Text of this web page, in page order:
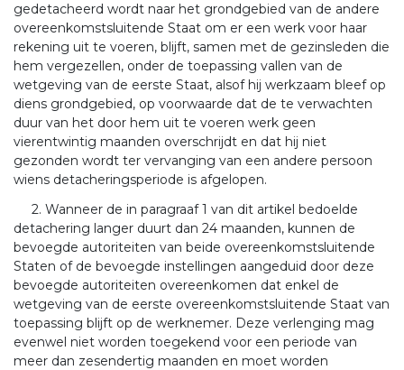
gedetacheerd wordt naar het grondgebied van de andere
overeenkomstsluitende Staat om er een werk voor haar
rekening uit te voeren, blijft, samen met de gezinsleden die
hem vergezellen, onder de toepassing vallen van de
wetgeving van de eerste Staat, alsof hij werkzaam bleef op
diens grondgebied, op voorwaarde dat de te verwachten
duur van het door hem uit te voeren werk geen
vierentwintig maanden overschrijdt en dat hij niet
gezonden wordt ter vervanging van een andere persoon
wiens detacheringsperiode is afgelopen.
2. Wanneer de in paragraaf 1 van dit artikel bedoelde
detachering langer duurt dan 24 maanden, kunnen de
bevoegde autoriteiten van beide overeenkomstsluitende
Staten of de bevoegde instellingen aangeduid door deze
bevoegde autoriteiten overeenkomen dat enkel de
wetgeving van de eerste overeenkomstsluitende Staat van
toepassing blijft op de werknemer. Deze verlenging mag
evenwel niet worden toegekend voor een periode van
meer dan zesendertig maanden en moet worden